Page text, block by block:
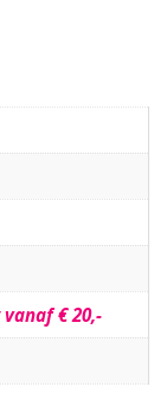
€ 20,-